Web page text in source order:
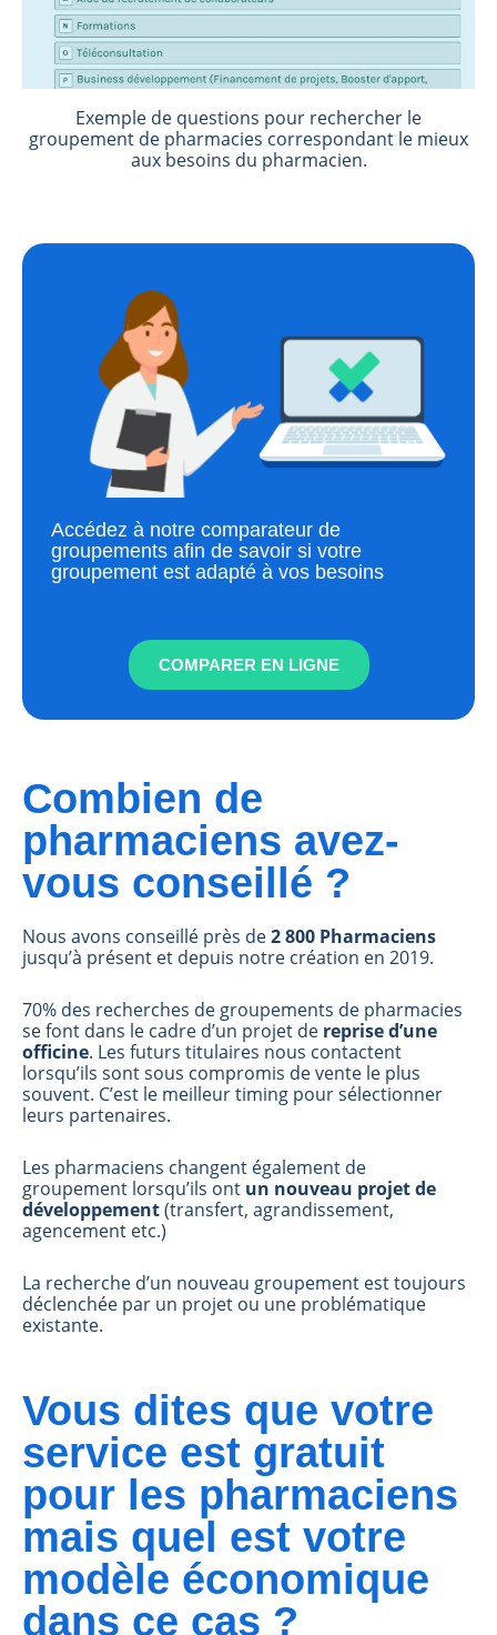
Exemple de questions pour rechercher le
groupement de pharmacies correspondant le mieux
aux besoins du pharmacien.
Accédez à notre comparateur de
groupements afin de savoir si votre
groupement est adapté à vos besoins
COMPARER EN LIGNE
Combien de
pharmaciens avez-
vous conseillé ?
Nous avons conseillé près de2 800 Pharmaciens
jusqu’à présent et depuis notre création en 2019.
70% des recherches de groupements de pharmacies
se font dans le cadre d’un projet de reprise d’une
officine. Les futurs titulaires nous contactent
lorsqu’ils sont sous compromis de vente le plus
souvent. C’est le meilleur timing pour sélectionner
leurs partenaires.
Les pharmaciens changent également de
groupement lorsqu’ils ont un nouveau projet de
développement(transfert, agrandissement,
agencement etc.)
La recherche d’un nouveau groupement est toujours
déclenchée par un projet ou une problématique
existante.
Vous dites que votre
service est gratuit
pour les pharmaciens
mais quel est votre
modèle économique
dans ce cas ?